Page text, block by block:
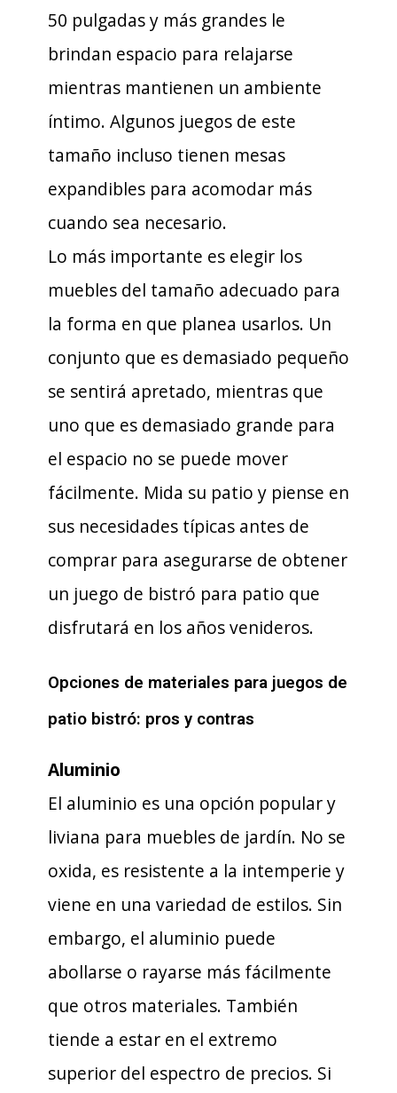
50 pulgadas y más grandes le
brindan espacio para relajarse
mientras mantienen un ambiente
íntimo. Algunos juegos de este
tamaño incluso tienen mesas
expandibles para acomodar más
cuando sea necesario.
Lo más importante es elegir los
muebles del tamaño adecuado para
la forma en que planea usarlos. Un
conjunto que es demasiado pequeño
se sentirá apretado, mientras que
uno que es demasiado grande para
el espacio no se puede mover
fácilmente. Mida su patio y piense en
sus necesidades típicas antes de
comprar para asegurarse de obtener
un juego de bistró para patio que
disfrutará en los años venideros.
Opciones de materiales para juegos de
patio bistró: pros y contras
Aluminio
El aluminio es una opción popular y
liviana para muebles de jardín. No se
oxida, es resistente a la intemperie y
viene en una variedad de estilos. Sin
embargo, el aluminio puede
abollarse o rayarse más fácilmente
que otros materiales. También
tiende a estar en el extremo
superior del espectro de precios. Si